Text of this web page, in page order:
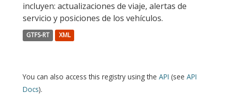
incluyen: actualizaciones de viaje, alertas de
servicio y posiciones de los vehículos.
GTFS-RT XML
You can also access this registry using the API (see API
Docs).